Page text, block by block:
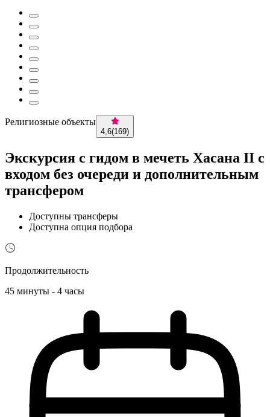
Религиозные объекты
4,6(169)
Экскурсия с гидом в мечеть Хасана II с
входом без очереди и дополнительным
трансфером
Доступны трансферы
Доступна опция подбора
Продолжительность
45 минуты - 4 часы